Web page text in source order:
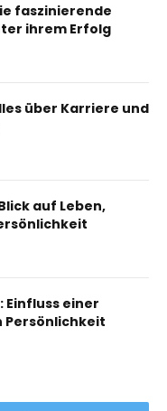
faszinierende
ihrem Erfolg
über Karriere und
auf Leben,
Einfluss einer
Persönlichkeit